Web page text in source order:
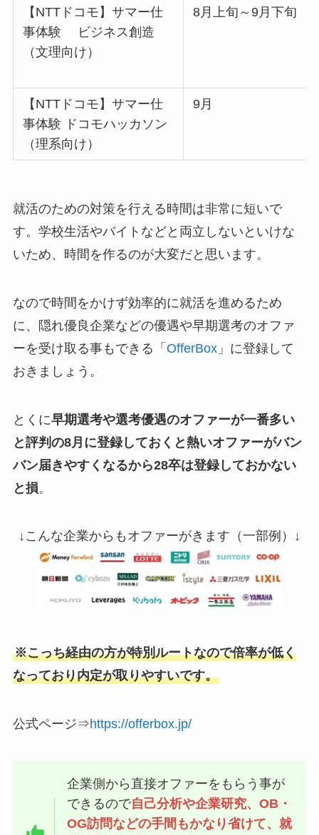
【NTTドコモ】サマー仕
事体験 ビジネス創造
（文理向け）
8月上旬～9月下旬
【NTTドコモ】サマー仕
事体験 ドコモハッカソン
（理系向け）
9月
就活のための対策を行える時間は非常に短いで
す。学校生活やバイトなどと両立しないといけな
いため、時間を作るのが大変だと思います。
なので時間をかけず効率的に就活を進めるため
に、隠れ優良企業などの優遇や早期選考のオファ
ーを受け取る事もできる「 OfferBox」に登録して
おきましょう。
とくに早期選考や選考優遇のオファーが一番多い
と評判の8月に登録しておくと熱いオファーがバン
バン届きやすくなるから28卒は登録しておかない
と損。
↓こんな企業からもオファーがきます（一部例）↓
※こっち経由の方が特別ルートなので倍率が低く
なっており内定が取りやすいです。
公式ページ⇒https://offerbox.jp/
企業側から直接オファーをもらう事が
できるので自己分析や企業研究、OB・
OG訪問などの手間もかなり省けて、就